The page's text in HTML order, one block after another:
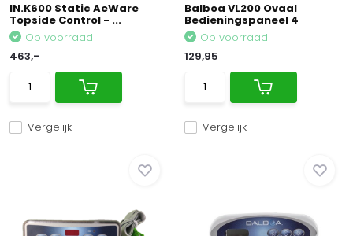
IN.K600 Static AeWare
Topside Control - ...
Vergelijk
Op voorraad
463,-
Balboa VL200 Ovaal
Bedieningspaneel 4
Vergelijk
Op voorraad
129,95